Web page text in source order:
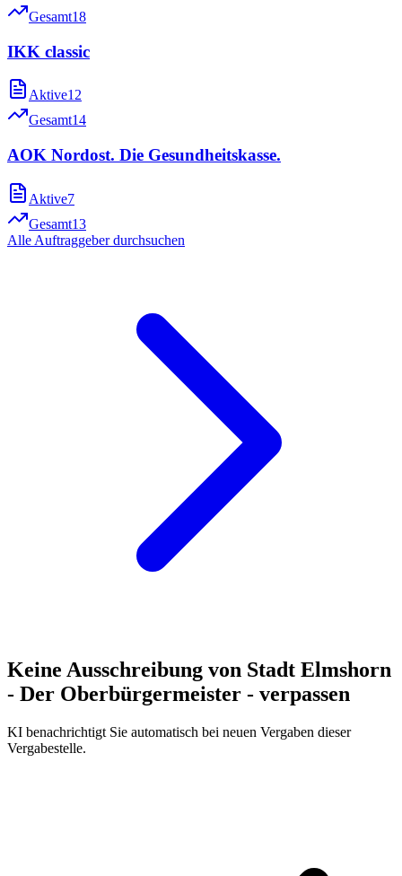
Gesamt18
IKK classic
Aktive12
Gesamt14
AOK Nordost. Die Gesundheitskasse.
Aktive7
Gesamt13
Alle Auftraggeber durchsuchen
Keine Ausschreibung von Stadt Elmshorn
- Der Oberbürgermeister - verpassen
KI benachrichtigt Sie automatisch bei neuen Vergaben dieser
Vergabestelle.